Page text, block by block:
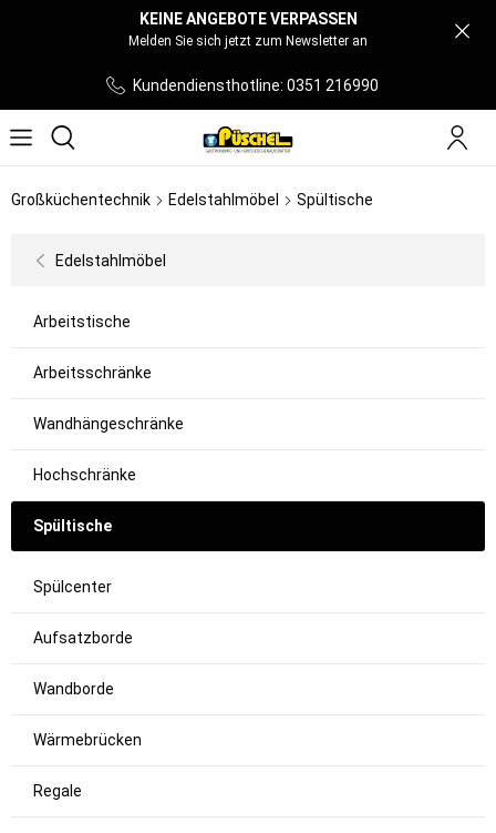
KEINE ANGEBOTE VERPASSEN
Melden Sie sich jetzt zum Newsletter an
Kundendiensthotline: 0351 216990
Großküchentechnik Edelstahlmöbel Spültische
Edelstahlmöbel
Arbeitstische
Arbeitsschränke
Wandhängeschränke
Hochschränke
Spültische
Spülcenter
Aufsatzborde
Wandborde
Wärmebrücken
Regale